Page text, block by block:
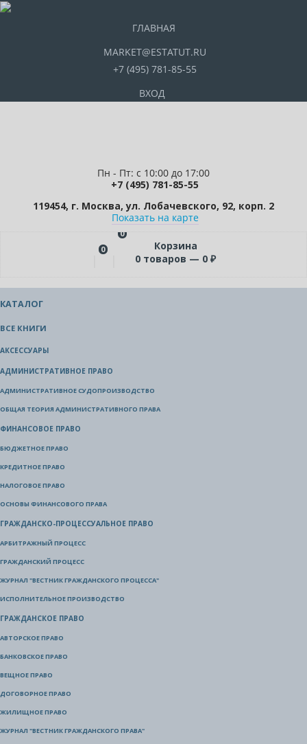
ГЛАВНАЯ
MARKET@ESTATUT.RU
+7 (495) 781-85-55
ВХОД
Пн - Пт: с 10:00 до 17:00
+7 (495) 781-85-55
119454, г. Москва, ул. Лобачевского, 92, корп. 2
Показать на карте
0
0
Корзина
0 товаров — 0 ₽
КАТАЛОГ
ВСЕ КНИГИ
АКСЕССУАРЫ
АДМИНИСТРАТИВНОЕ ПРАВО
АДМИНИСТРАТИВНОЕ СУДОПРОИЗВОДСТВО
ОБЩАЯ ТЕОРИЯ АДМИНИСТРАТИВНОГО ПРАВА
ФИНАНСОВОЕ ПРАВО
БЮДЖЕТНОЕ ПРАВО
КРЕДИТНОЕ ПРАВО
НАЛОГОВОЕ ПРАВО
ОСНОВЫ ФИНАНСОВОГО ПРАВА
ГРАЖДАНСКО-ПРОЦЕССУАЛЬНОЕ ПРАВО
АРБИТРАЖНЫЙ ПРОЦЕСС
ГРАЖДАНСКИЙ ПРОЦЕСС
ЖУРНАЛ "ВЕСТНИК ГРАЖДАНСКОГО ПРОЦЕССА"
ИСПОЛНИТЕЛЬНОЕ ПРОИЗВОДСТВО
ГРАЖДАНСКОЕ ПРАВО
АВТОРСКОЕ ПРАВО
БАНКОВСКОЕ ПРАВО
ВЕЩНОЕ ПРАВО
ДОГОВОРНОЕ ПРАВО
ЖИЛИЩНОЕ ПРАВО
ЖУРНАЛ "ВЕСТНИК ГРАЖДАНСКОГО ПРАВА"